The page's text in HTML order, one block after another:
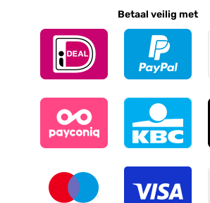
Betaal veilig met